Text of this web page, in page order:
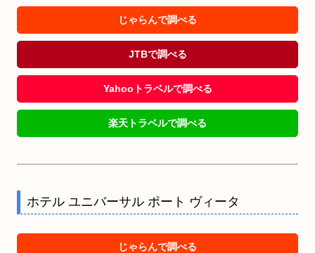
じゃらんで調べる
JTBで調べる
Yahooトラベルで調べる
楽天トラベルで調べる
ホテル ユニバーサル ポート ヴィータ
じゃらんで調べる